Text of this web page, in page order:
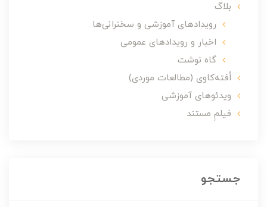
بلاگ
رویدادهای آموزشی و سخنرانی‌ها
اخبار و رویدادهای عمومی
گاه نوشت
اُفته‌کاوی (مطالعات موردی)
ویدئوهای آموزشی
فیلمِ مستند
جستجو